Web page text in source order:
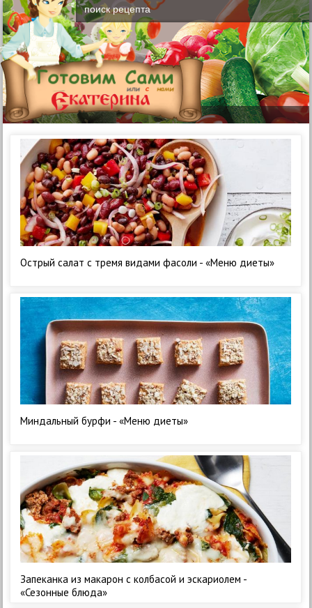
Острый салат с тремя видами фасоли - «Меню диеты»
Миндальный бурфи - «Меню диеты»
Запеканка из макарон с колбасой и эскариолем -
«Сезонные блюда»